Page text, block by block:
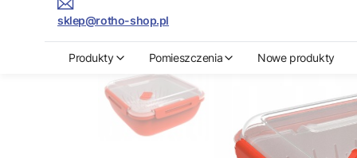
sklep@rotho-shop.pl
Produkty Pomieszczenia Nowe produkty